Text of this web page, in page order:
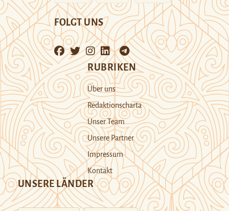
FOLGT UNS
RUBRIKEN
Über uns
Redaktionscharta
Unser Team
Unsere Partner
Impressum
Kontakt
UNSERE LÄNDER